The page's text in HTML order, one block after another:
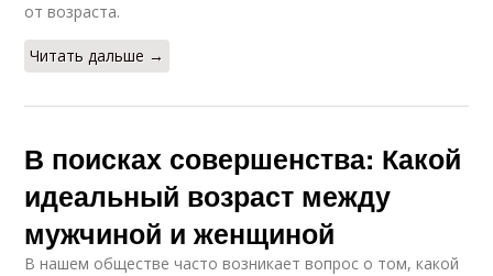
от возраста.
Читать дальше →
В поисках совершенства: Какой
идеальный возраст между
мужчиной и женщиной
В нашем обществе часто возникает вопрос о том, какой